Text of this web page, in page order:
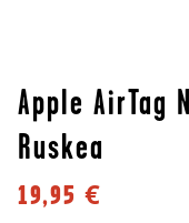
Apple AirTag
Ruskea
19,95 €